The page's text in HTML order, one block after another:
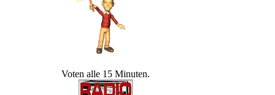
Voten alle 15 Minuten.